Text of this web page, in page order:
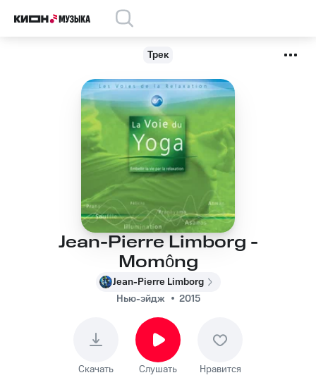
Трек
Jean-Pierre Limborg -
Momông
Jean-Pierre Limborg
Нью-эйдж
2015
Скачать Слушать Нравится